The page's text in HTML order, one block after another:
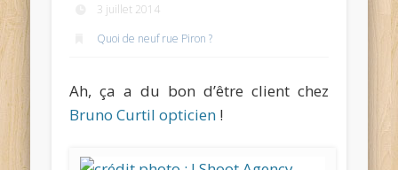
3 juillet 2014
Quoi de neuf rue Piron ?
Ah, ça a du bon d’être client chez
Bruno Curtil opticien !